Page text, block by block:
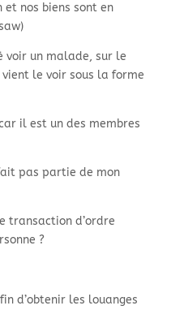
nos biens sont en
voir un malade, sur le
le voir sous la forme
il est un des membres
pas partie de mon
transaction d’ordre
?
d’obtenir les louanges